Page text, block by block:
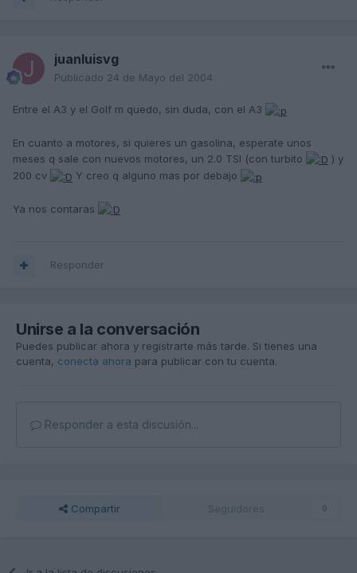
juanluisvg
Publicado 24 de Mayo del 2004
Entre el A3 y el Golf m quedo, sin duda, con el A3
En cuanto a motores, si quieres un gasolina, esperate unos
meses q sale con nuevos motores, un 2.0 TSI (con turbito
) y
200 cv
Y creo q alguno mas por debajo
Ya nos contaras
Responder
Unirse a la conversación
Puedes publicar ahora y registrarte más tarde. Si tienes una
cuenta, conecta ahora para publicar con tu cuenta.
Responder a esta discusión...
Compartir Seguidores 0